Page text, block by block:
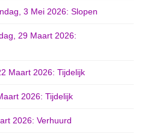
3 Mei 2026: Slopen
29 Maart 2026:
Maart 2026: Tijdelijk
2026: Tijdelijk
2026: Verhuurd